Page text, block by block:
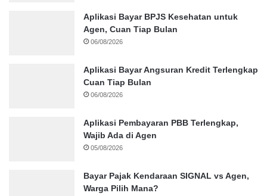
Aplikasi Bayar BPJS Kesehatan untuk
Agen, Cuan Tiap Bulan
06/08/2026
Aplikasi Bayar Angsuran Kredit Terlengkap
Cuan Tiap Bulan
06/08/2026
Aplikasi Pembayaran PBB Terlengkap,
Wajib Ada di Agen
05/08/2026
Bayar Pajak Kendaraan SIGNAL vs Agen,
Warga Pilih Mana?